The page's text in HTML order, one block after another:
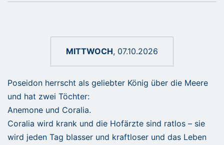
MITTWOCH, 07.10.2026
Poseidon herrscht als geliebter König über die Meere
und hat zwei Töchter:
Anemone und Coralia.
Coralia wird krank und die Hofärzte sind ratlos – sie
wird jeden Tag blasser und kraftloser und das Leben